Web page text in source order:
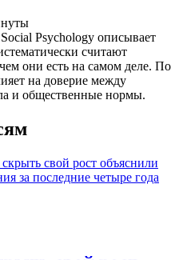
Psychology описывает
считают
они есть на самом деле. По
на доверие между
и общественные нормы.
свой рост объяснили
за последние четыре года